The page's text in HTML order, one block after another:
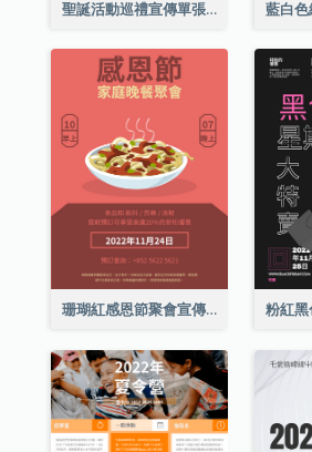
聖誕活動巡禮宣傳單張(附介紹)
珊瑚紅感恩節聚會宣傳單張